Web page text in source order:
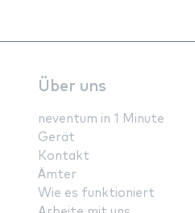
Über uns
neventum in 1 Minute
Gerät
Kontakt
Ämter
Wie es funktioniert